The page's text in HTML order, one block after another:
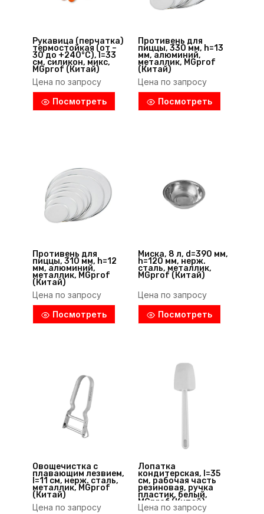
Рукавица (перчатка)
термостойкая (от –
30 до +240°С), l=33
см, силикон, микс,
MGprof (Китай)
Цена по запросу
Посмотреть
Противень для
пиццы, 330 мм, h=13
мм, алюминий,
металлик, MGprof
(Китай)
Цена по запросу
Посмотреть
Противень для
пиццы, 310 мм, h=12
мм, алюминий,
металлик, MGprof
(Китай)
Цена по запросу
Посмотреть
Миска, 8 л, d=390 мм,
h=120 мм, нерж.
сталь, металлик,
MGprof (Китай)
Цена по запросу
Посмотреть
Овощечистка с
плавающим лезвием,
l=11 см, нерж. сталь,
металлик, MGprof
(Китай)
Цена по запросу
Лопатка
кондитерская, l=35
см, рабочая часть
резиновая, ручка
пластик, белый,
MGprof (Китай)
Цена по запросу